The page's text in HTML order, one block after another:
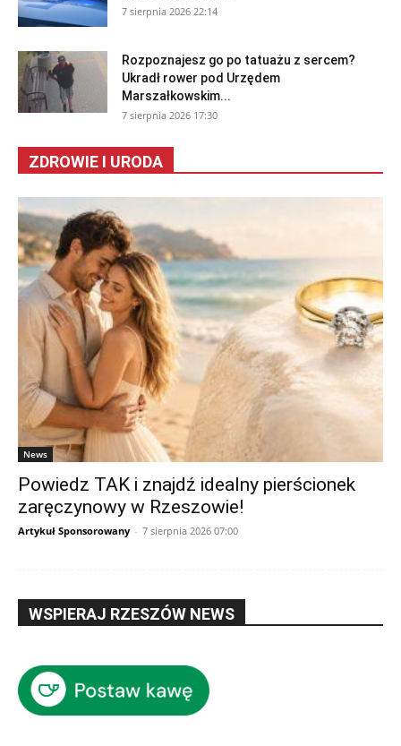
7 sierpnia 2026 22:14
Rozpoznajesz go po tatuażu z sercem?
Ukradł rower pod Urzędem
Marszałkowskim...
7 sierpnia 2026 17:30
ZDROWIE I URODA
News
Powiedz TAK i znajdź idealny pierścionek
zaręczynowy w Rzeszowie!
Artykuł Sponsorowany - 7 sierpnia 2026 07:00
WSPIERAJ RZESZÓW NEWS